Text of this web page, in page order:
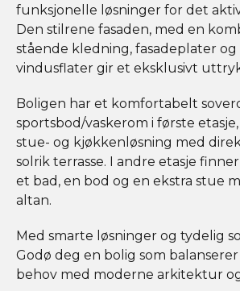
funksjonelle løsninger for det
Den stilrene fasaden, med en
stående kledning, fasadeplater og
vindusflater gir et eksklusivt
Boligen har et komfortabelt
sportsbod/vaskerom i første
stue- og kjøkkenløsning med
solrik terrasse. I andre etasje
et bad, en bod og en ekstra stue
altan.
Med smarte løsninger og tydelig
Godø deg en bolig som
behov med moderne arkitektur